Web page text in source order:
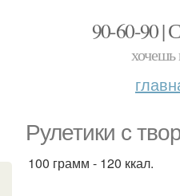
90-60-
хочешь
Рулетики с
100 грамм - 120 ккал.